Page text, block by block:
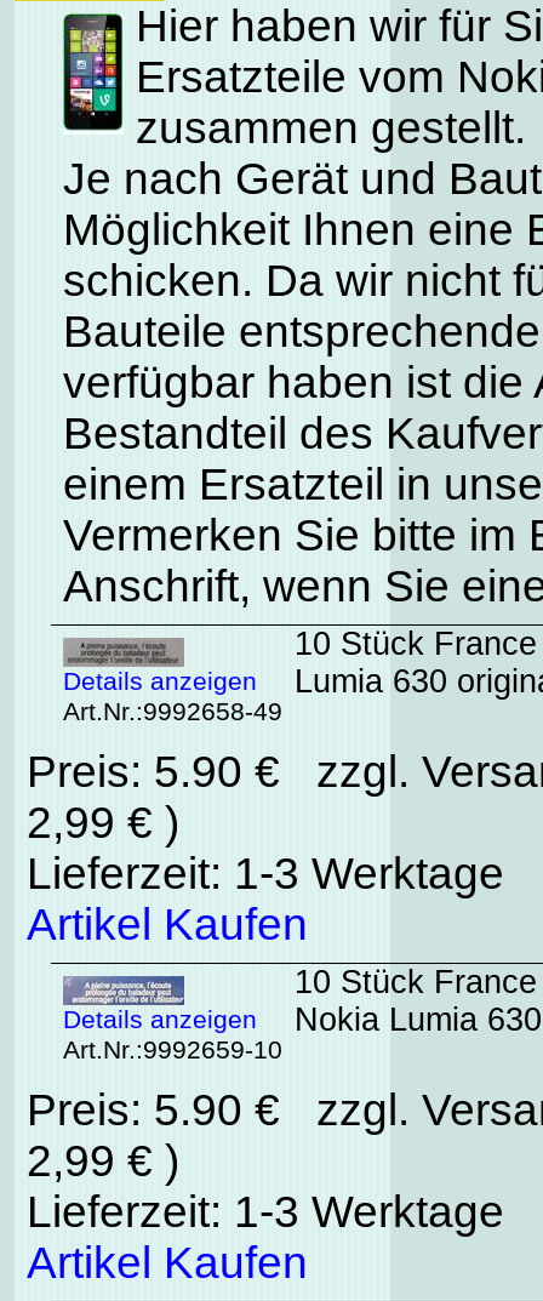
Hier haben wir für
Ersatzteile vom
zusammen gestellt.
Je nach Gerät und
Möglichkeit Ihnen eine
schicken. Da wir nicht
Bauteile
verfügbar haben ist die
Bestandteil des
einem Ersatzteil in
Vermerken Sie bitte im
Anschrift, wenn Sie
Details anzeigen
Art.Nr.:9992658-49
10 Stück
Lumia 630
Preis: 5.90 € zzgl.
2,99 € )
Lieferzeit: 1-3 Werktage
Artikel Kaufen
Details anzeigen
Art.Nr.:9992659-10
10 Stück
Nokia Lumia
Preis: 5.90 € zzgl.
2,99 € )
Lieferzeit: 1-3 Werktage
Artikel Kaufen